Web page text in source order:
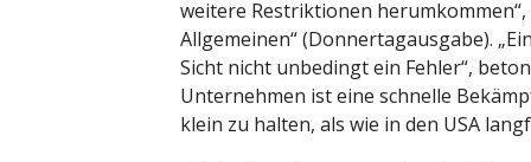
weitere Restriktionen
Allgemeinen“ (Donnertagausgabe).
Sicht nicht unbedingt ein Fehler“,
Unternehmen ist eine schnelle
klein zu halten, als wie in den USA